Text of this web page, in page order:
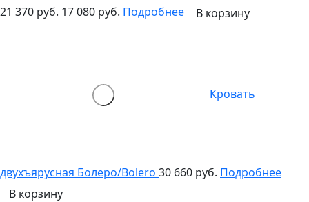
21 370 руб. 17 080 руб. Подробнее В корзину
Кровать
двухъярусная Болеро/Bolero 30 660 руб. Подробнее
В корзину